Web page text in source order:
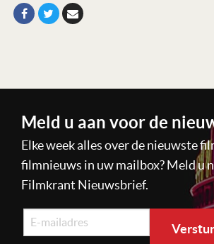
Meld u aan voor de
Elke week alles over de nieuwste
filmnieuws in uw mailbox? Meld u
Filmkrant Nieuwsbrief.